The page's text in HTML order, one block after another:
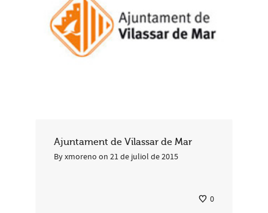
Ajuntament de Vilassar de Mar
Byxmoreno on 21 de juliol de 2015
0